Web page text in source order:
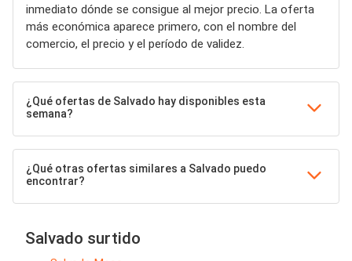
inmediato dónde se consigue al mejor precio. La oferta
más económica aparece primero, con el nombre del
comercio, el precio y el período de validez.
¿Qué ofertas de Salvado hay disponibles esta
semana?
¿Qué otras ofertas similares a Salvado puedo
encontrar?
Salvado surtido